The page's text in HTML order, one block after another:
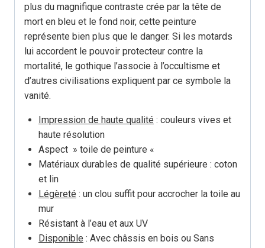
plus du magnifique contraste crée par la tête de
mort en bleu et le fond noir, cette peinture
représente bien plus que le danger. Si les motards
lui accordent le pouvoir protecteur contre la
mortalité, le gothique l’associe à l’occultisme et
d’autres civilisations expliquent par ce symbole la
vanité.
Impression de haute qualité : couleurs vives et
haute résolution
Aspect » toile de peinture «
Matériaux durables de qualité supérieure : coton
et lin
Légèreté : un clou suffit pour accrocher la toile au
mur
Résistant à l’eau et aux UV
Disponible : Avec châssis en bois ou Sans